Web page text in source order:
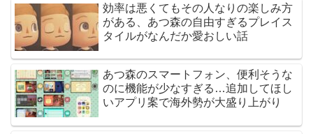
効率は悪くてもその人なりの楽しみ方
がある、あつ森の自由すぎるプレイス
タイルがなんだか愛おしい話
あつ森のスマートフォン、便利そうな
のに機能が少なすぎる…追加してほし
いアプリ案で海外勢が大盛り上がり